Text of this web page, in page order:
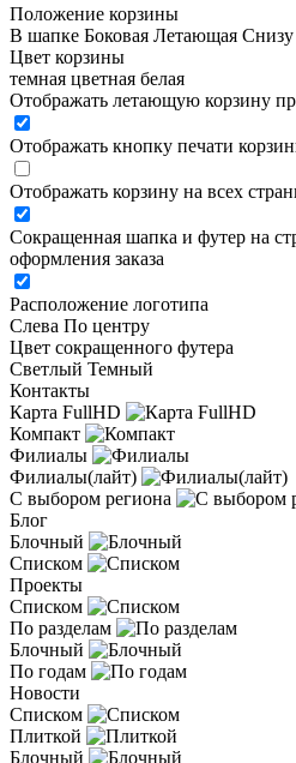
Положение корзины
В шапке Боковая Летающая Снизу
Цвет корзины
темная цветная белая
Отображать летающую корзину
Отображать кнопку печати
Отображать корзину на всех
Сокращенная шапка и футер на
оформления заказа
Расположение логотипа
Cлева По центру
Цвет сокращенного футера
Светлый Темный
Контакты
Карта FullHD
Компакт
Филиалы
Филиалы(лайт)
С выбором региона
Блог
Блочный
Списком
Проекты
Списком
По разделам
Блочный
По годам
Новости
Списком
Плиткой
Блочный